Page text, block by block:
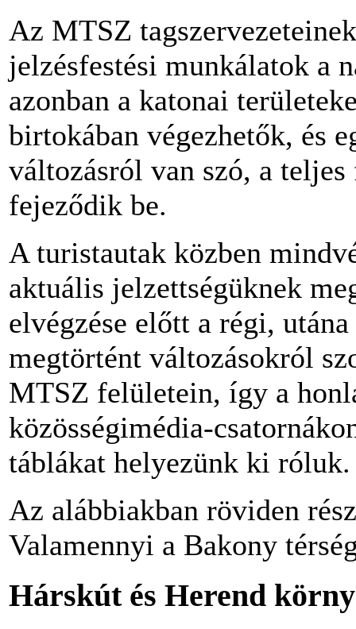
Az MTSZ
jelzésfestési munkálatok a
azonban a katonai
birtokában végezhetők, és
változásról van szó, a
fejeződik be.
A turistautak közben
aktuális jelzettségüknek
elvégzése előtt a régi,
megtörtént változásokról
MTSZ felületein, így a
közösségimédia-
táblákat helyezünk ki róluk.
Az alábbiakban röviden
Valamennyi a Bakony
Hárskút és Herend